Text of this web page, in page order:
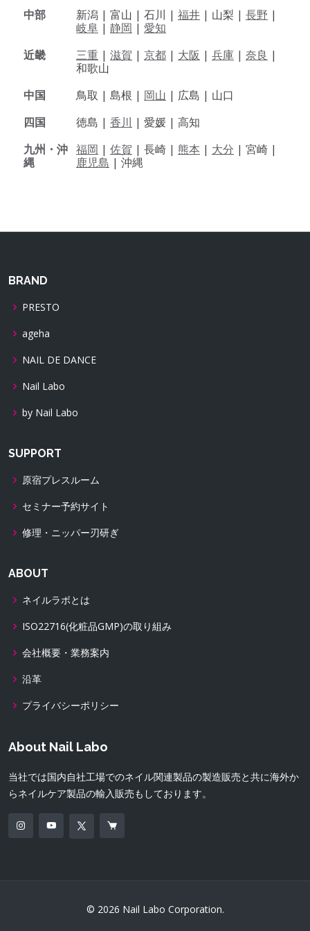
中部
新潟 | 富山 | 石川 | 福井 | 山梨 | 長野 |
岐阜 | 静岡 | 愛知
近畿
三重 | 滋賀 | 京都 | 大阪 | 兵庫 | 奈良 |
和歌山
中国
鳥取 | 島根 | 岡山 | 広島 | 山口
四国
徳島 | 香川 | 愛媛 | 高知
九州・沖
縄
福岡 | 佐賀 | 長崎 | 熊本 | 大分 | 宮崎 |
鹿児島 | 沖縄
BRAND
PRESTO
ageha
NAIL DE DANCE
Nail Labo
by Nail Labo
SUPPORT
原宿プレスルーム
セミナー予約サイト
修理・ニッパー刃研ぎ
ABOUT
ネイルラボとは
ISO22716(化粧品GMP)の取り組み
会社概要・業務案内
沿革
プライバシーポリシー
About Nail Labo
当社では国内自社工場でのネイル関連製品の製造販売と共に海外か
らネイルケア製品の輸入販売もしております。
© 2026 Nail Labo Corporation.